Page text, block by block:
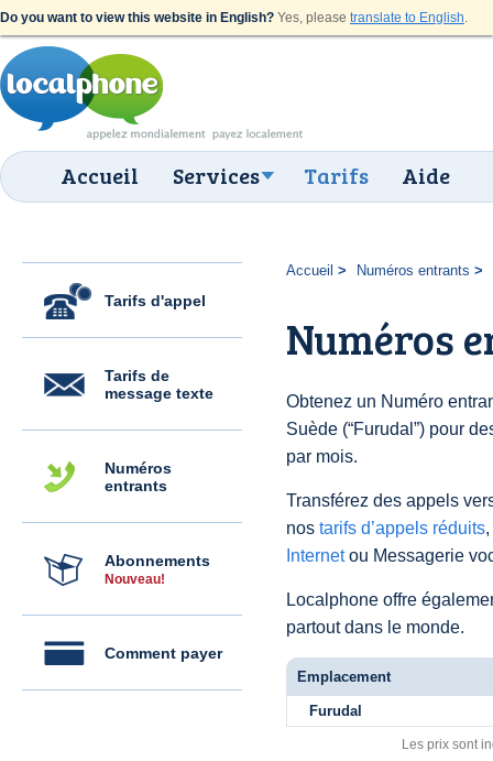
Do you want to view this website in English? Yes, please translate to English.
Accueil Services Tarifs Aide
Tarifs d'appel
Tarifs de
message texte
Numéros
entrants
Abonnements
Nouveau!
Comment payer
Accueil Numéros entrants
Numéros
Obtenez un Numéro
Suède (“Furudal”) pour
par mois.
Transférez des appels
nos tarifs d’appels réduits
Internetou Messagerie
Localphone offre
partout dans le monde.
Emplacement
Furudal
Les prix sont